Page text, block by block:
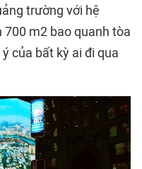
trường với hệ
700 m2 bao quanh tòa
của bất kỳ ai đi qua